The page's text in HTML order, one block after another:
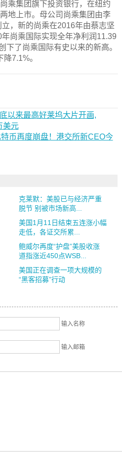
集团旗下投资银行，在纽约
地上市。母公司尚乘集团由李
，新的尚乘在2016年由蔡志坚
尚乘国际实现全年净利润11.39
下了尚乘国际有史以来的新高。
7.1%。
以来最高好莱坞大片开画,
美元
币再度崩盘！港交所新CEO今
克莱默：美股已与经济严重
脱节 别被市场新高...
美国1月11日结束五连涨小幅
走低，各证交所累...
鲍威尔再度“护盘”美股收涨
道指涨近450点WSB...
美国正在调查一项大规模的
“黑客招募”行动
输入名称
输入邮箱